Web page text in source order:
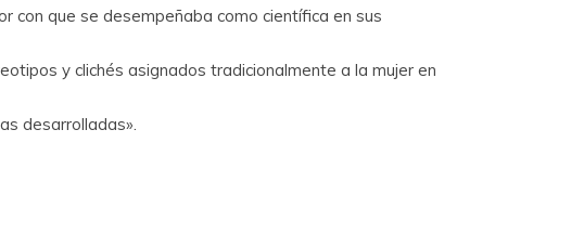
con que se desempeñaba como científica en sus
y clichés asignados tradicionalmente a la mujer en
desarrolladas».